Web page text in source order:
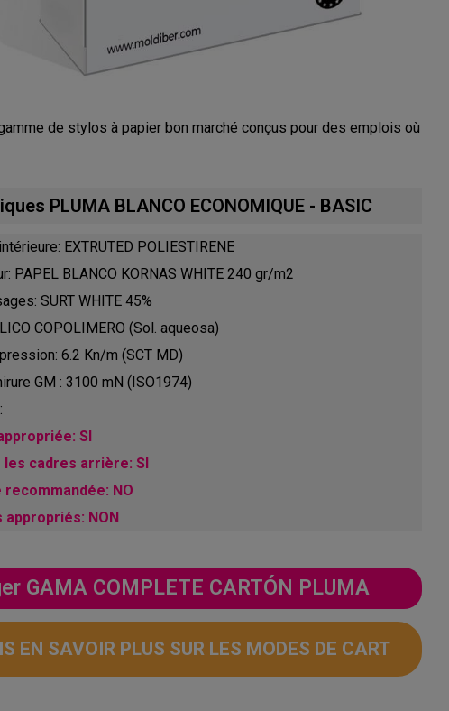
de stylos à papier bon marché conçus pour des emplois où
PLUMA BLANCO ECONOMIQUE - BASIC
EXTRUTED POLIESTIRENE
PAPEL BLANCO KORNAS WHITE 240 gr/m2
SURT WHITE 45%
COPOLIMERO (Sol. aqueosa)
6.2 Kn/m (SCT MD)
GM : 3100 mN (ISO1974)
SI
les cadres arrière: SI
NO
NON
GAMA COMPLETE CARTÓN PLUMA
EN SAVOIR PLUS SUR LES MODES DE CART